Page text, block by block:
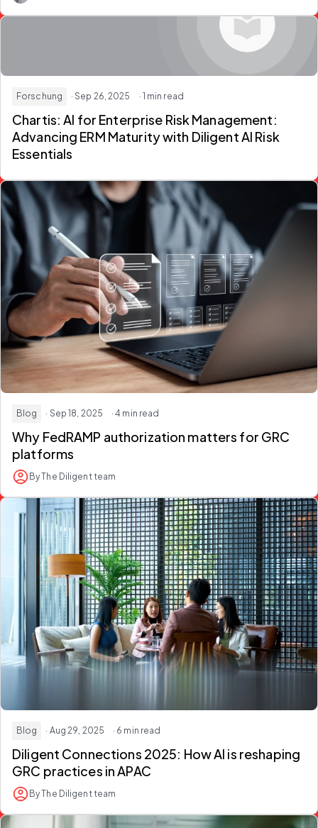
Forschung · Sep 26, 2025 · 1 min read
Chartis: AI for Enterprise Risk Management:
Advancing ERM Maturity with Diligent AI Risk
Essentials
Blog · Sep 18, 2025 · 4 min read
Why FedRAMP authorization matters for GRC
platforms
By The Diligent team
Blog · Aug 29, 2025 · 6 min read
Diligent Connections 2025: How AI is reshaping
GRC practices in APAC
By The Diligent team